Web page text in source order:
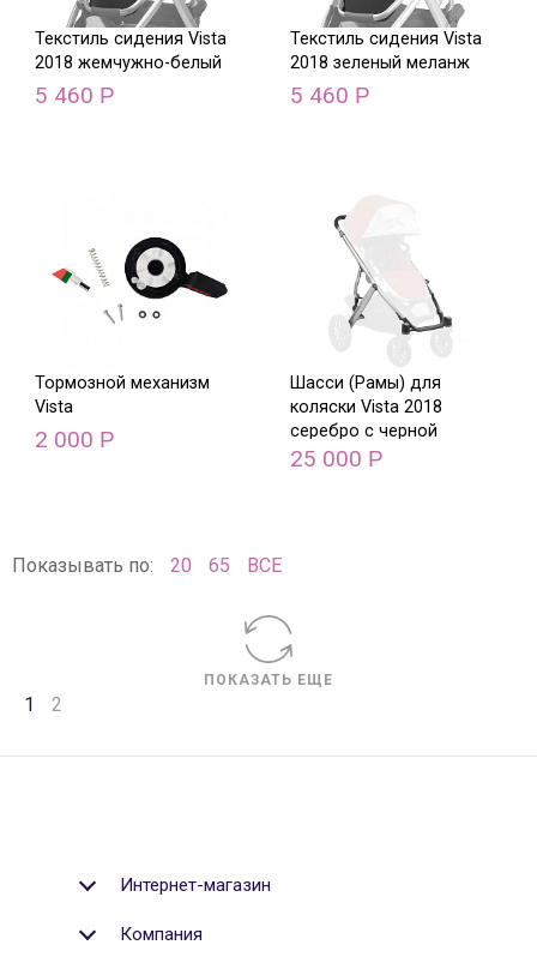
Текстиль сидения Vista
2018 жемчужно-белый
5 460 Р
Текстиль сидения Vista
2018 зеленый меланж
5 460 Р
Тормозной механизм
Vista
2 000 Р
Шасси (Рамы) для
коляски Vista 2018
серебро с черной
кожаной ручкой
25 000 Р
Показывать по: 20 65 ВСЕ
ПОКАЗАТЬ ЕЩЕ
1 2
Интернет-магазин
Компания